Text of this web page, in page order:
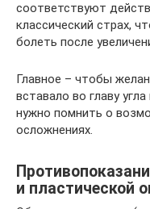
соответствуют
классический страх,
болеть после
Главное – чтобы
вставало во главу
нужно помнить о
осложнениях.
и пластической